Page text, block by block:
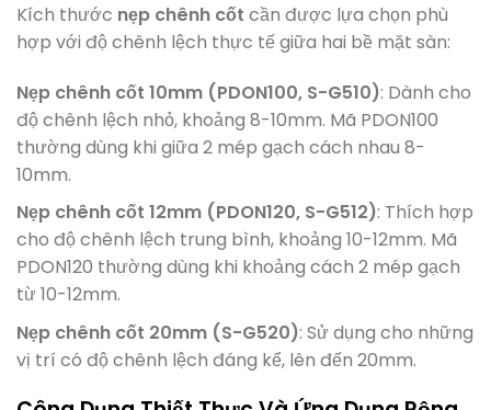
Kích thước nẹp chênh cốt cần được lựa chọn phù
hợp với độ chênh lệch thực tế giữa hai bề mặt sàn:
Nẹp chênh cốt 10mm (PDON100, S-G510): Dành cho
độ chênh lệch nhỏ, khoảng 8-10mm. Mã PDON100
thường dùng khi giữa 2 mép gạch cách nhau 8-
10mm.
Nẹp chênh cốt 12mm (PDON120, S-G512): Thích hợp
cho độ chênh lệch trung bình, khoảng 10-12mm. Mã
PDON120 thường dùng khi khoảng cách 2 mép gạch
từ 10-12mm.
Nẹp chênh cốt 20mm (S-G520): Sử dụng cho những
vị trí có độ chênh lệch đáng kể, lên đến 20mm.